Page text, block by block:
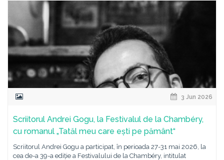
3 Jun 2026
Scriitorul Andrei Gogu, la Festivalul de la Chambéry,
cu romanul „Tatăl meu care ești pe pământ“
Scriitorul Andrei Gogu a participat, în perioada 27-31 mai 2026, la
cea de-a 39-a ediție a Festivalului de la Chambéry, intitulat